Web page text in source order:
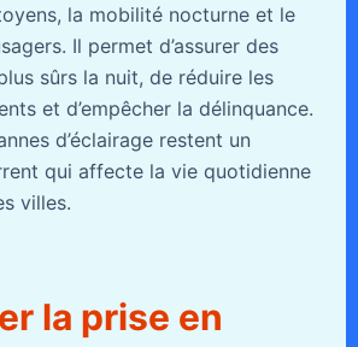
la mobilité nocturne et le
Il permet d’assurer des
sûrs la nuit, de réduire les
et d’empêcher la délinquance.
d’éclairage restent un
qui affecte la vie quotidienne
villes.
la prise en